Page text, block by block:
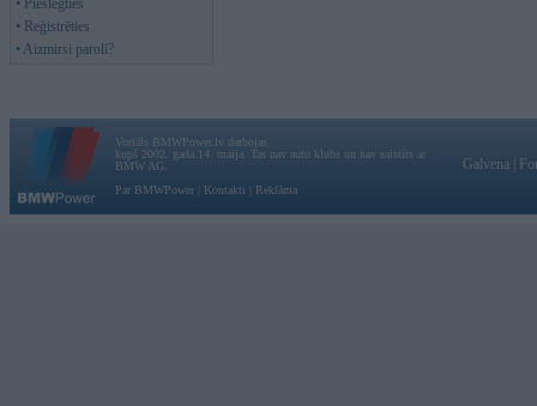
• Pieslēgties
• Reģistrēties
• Aizmirsi paroli?
Vortāls BMWPower.lv darbojas
kopš 2002. gada 14. maija. Tas nav auto klubs un nav saistīts ar
BMW AG.
Par BMWPower
Kontakti Reklāma
Galvena